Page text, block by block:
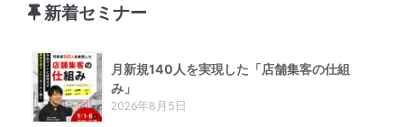
新着セミナー
月新規140人を実現した「店舗集客の仕組
み」
2026年8月5日